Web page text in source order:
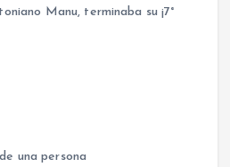
Manu, terminaba su ¡7°